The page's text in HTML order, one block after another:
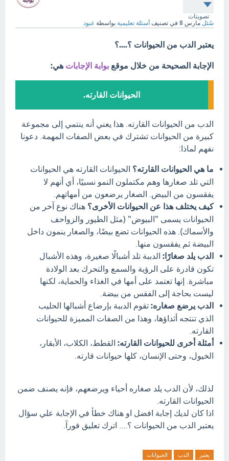
تصويتات
سُئل مارس 8 في تصنيف أسئلة تعليمية بواسطة عبود
يعتبر الدب من الحيوانات ؟....؟
الإجابة الصحيحة من خلال موقع بوابة الإجابات هي:
الحيوانات القارته.
الدب من الحيوانات القارته. هذا يعني أنه ينتمي إلى مجموعة
كبيرة من الحيوانات تشترك في بعض الصفات المهمة. دعونا
نفهم لماذا:
ما هي الحيوانات القارته؟ الحيوانات القارته هي الحيوانات
التي تلد صغارها وهم مكتملون النمو نسبيًا، أي أنهم لا
يفقسون من البيض. الصغار يرضعون من أمهاتهم.
كيف يختلف هذا عن الحيوانات الأخرى؟ هناك نوع آخر من
الحيوانات يسمى "البيوض" (مثل الطيور والزواحف
والأسماك). هذه الحيوانات تضع بيضًا، والصغار ينمون داخل
البيضة ثم يفقسون منها.
الدب يلد صغارًا: الدببة تلد أشبالًا صغيرة، وهذه الأشبال
تكون قادرة على الرؤية والسمع والتحرك بعد الولادة
مباشرة. إنها تعتمد على أمها في الغذاء والحماية، لكنها
ليست بحاجة إلى الفقس من بيضة.
الدب يرضع صغاره: تقوم الدببة بإرضاع أشبالها الحليب
الذي تنتجه أثداؤها، وهذا من الصفات المميزة للحيوانات
القارته.
أمثلة أخرى للحيوانات القارته: القطط، الكلاب، الأبقار،
الخيول، وحتى الإنسان، كلها حيوانات قارته.
لذلك، لأن الدب يلد صغاره أحياء ويرضعهم، فإنه يصنف ضمن
الحيوانات القارته.
اذا كان لديك إجابة افضل او هناك خطأ في الإجابة علي سؤال
يعتبر الدب من الحيوانات ؟.... اترك تعليق فورآ.
يعتبر الدب الحيوانات